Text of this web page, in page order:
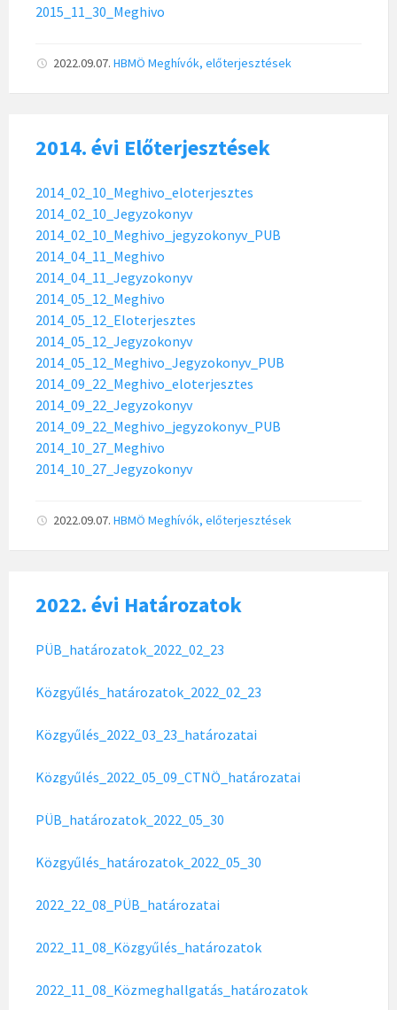
2015_11_30_Meghivo
2022.09.07. HBMÖ Meghívók, előterjesztések
2014. évi Előterjesztések
2014_02_10_Meghivo_eloterjesztes
2014_02_10_Jegyzokonyv
2014_02_10_Meghivo_jegyzokonyv_PUB
2014_04_11_Meghivo
2014_04_11_Jegyzokonyv
2014_05_12_Meghivo
2014_05_12_Eloterjesztes
2014_05_12_Jegyzokonyv
2014_05_12_Meghivo_Jegyzokonyv_PUB
2014_09_22_Meghivo_eloterjesztes
2014_09_22_Jegyzokonyv
2014_09_22_Meghivo_jegyzokonyv_PUB
2014_10_27_Meghivo
2014_10_27_Jegyzokonyv
2022.09.07. HBMÖ Meghívók, előterjesztések
2022. évi Határozatok
PÜB_határozatok_2022_02_23
Közgyűlés_határozatok_2022_02_23
Közgyűlés_2022_03_23_határozatai
Közgyűlés_2022_05_09_CTNÖ_határozatai
PÜB_határozatok_2022_05_30
Közgyűlés_határozatok_2022_05_30
2022_22_08_PÜB_határozatai
2022_11_08_Közgyűlés_határozatok
2022_11_08_Közmeghallgatás_határozatok